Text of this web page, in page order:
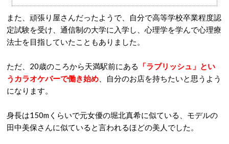
また、頑張り屋さんだったようで、自分で高等学校卒業程度認
定試験を受け、通信制の大学に入学し、心理学を学んで心理療
法士を目指していたこともありました。
ただ、20歳のころから天満駅前にある
「ラブリッシュ」とい
うカラオケバーで働き始め 、自分のお店を持ちたいと思うよう
になります。
身長は150mくらいで元女優の堀北真希に似ている、モデルの
田中美保さんに似ていると言われるほどの美人でした。